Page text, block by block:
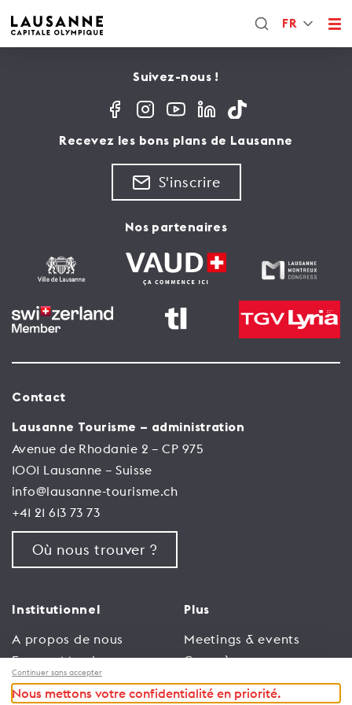
FR
Suivez-nous !
Recevez les bons plans de Lausanne
S'inscrire
Nos partenaires
Contact
Lausanne Tourisme – administration
Avenue de Rhodanie 2 – CP 975
1001 Lausanne – Suisse
info@lausanne-tourisme.ch
+41 21 613 73 73
Où nous trouver ?
Institutionnel
A propos de nous
Espace Membres
Emploi
Plus
Meetings & events
Congrès
Trade
Continuer sans accepter
Nous mettons votre confidentialité en priorité.